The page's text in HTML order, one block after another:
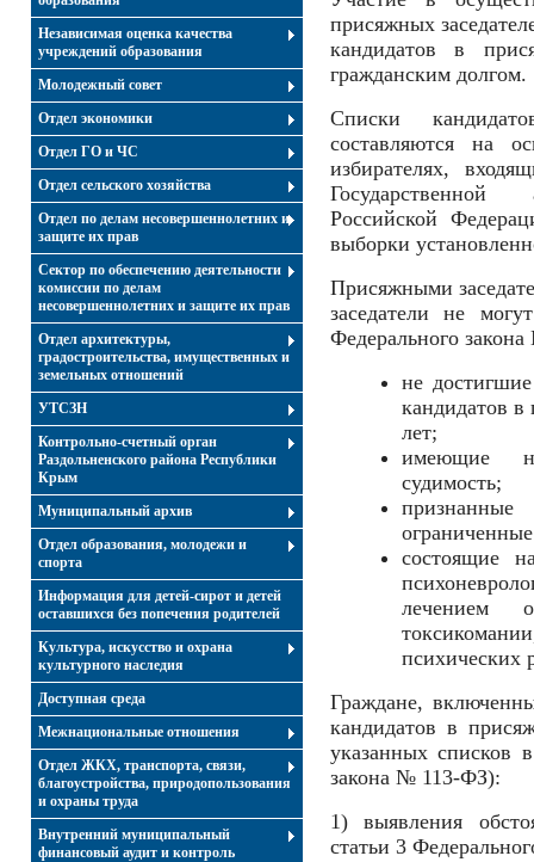
Независимая оценка качества
учреждений образования
Молодежный совет
Отдел экономики
Отдел ГО и ЧС
Отдел сельского хозяйства
Отдел по делам несовершеннолетних и
защите их прав
Сектор по обеспечению деятельности
комиссии по делам
несовершеннолетних и защите их прав
Отдел архитектуры,
градостроительства, имущественных и
земельных отношений
УТСЗН
Контрольно-счетный орган
Раздольненского района Республики
Крым
Муниципальный архив
Отдел образования, молодежи и
спорта
Информация для детей-сирот и детей
оставшихся без попечения родителей
Культура, искусство и охрана
культурного наследия
Доступная среда
Межнациональные отношения
Отдел ЖКХ, транспорта, связи,
благоустройства, природопользования
и охраны труда
Внутренний муниципальный
финансовый аудит и контроль
присяжных
кандидатов в
гражданским долгом.
Списки
составляются на
избирателях,
Государственной
Российской
выборки
Присяжными
заседатели не
Федерального
не
кандидатов в
лет;
имеющие
судимость;
состоящие
лечением
психических
Граждане,
кандидатов в
указанных списков
закона № 113-ФЗ):
1) выявления
статьи 3